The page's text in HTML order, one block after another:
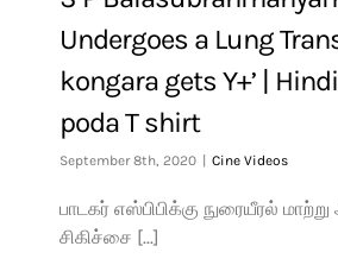
Undergoes a Lung
kongara gets Y+’ |
poda T shirt
September 8th, 2020 Cine Videos
பாடகர் எஸ்பிபிக்கு நுரையீரல்
சிகிச்சை [...]